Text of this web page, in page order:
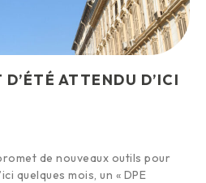
ATTENDU D’ICI
de nouveaux outils pour
quelques mois, un « DPE